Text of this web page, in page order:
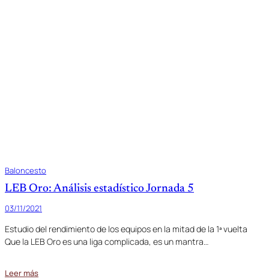
Baloncesto
LEB Oro: Análisis estadístico Jornada 5
03/11/2021
Estudio del rendimiento de los equipos en la mitad de la 1ª vuelta
Que la LEB Oro es una liga complicada, es un mantra…
Leer más